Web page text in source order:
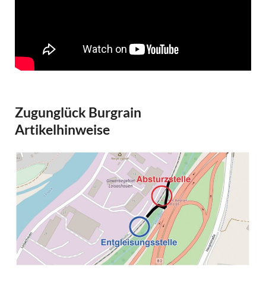
Zugunglück Burgrain
Artikelhinweise